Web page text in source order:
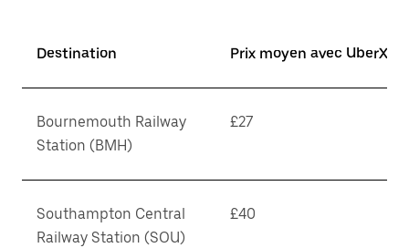
Destination Prix moyen avec UberX*
Bournemouth Railway
Station (BMH)
£27
Southampton Central
Railway Station (SOU)
£40